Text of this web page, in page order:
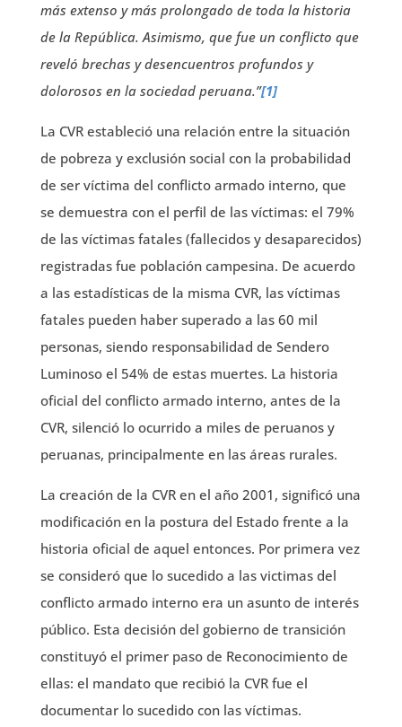
más extenso y más prolongado de toda la historia
de la República. Asimismo, que fue un conflicto que
reveló brechas y desencuentros profundos y
dolorosos en la sociedad peruana.”[1]
La CVR estableció una relación entre la situación
de pobreza y exclusión social con la probabilidad
de ser víctima del conflicto armado interno, que
se demuestra con el perfil de las víctimas: el 79%
de las víctimas fatales (fallecidos y desaparecidos)
registradas fue población campesina. De acuerdo
a las estadísticas de la misma CVR, las víctimas
fatales pueden haber superado a las 60 mil
personas, siendo responsabilidad de Sendero
Luminoso el 54% de estas muertes. La historia
oficial del conflicto armado interno, antes de la
CVR, silenció lo ocurrido a miles de peruanos y
peruanas, principalmente en las áreas rurales.
La creación de la CVR en el año 2001, significó una
modificación en la postura del Estado frente a la
historia oficial de aquel entonces. Por primera vez
se consideró que lo sucedido a las victimas del
conflicto armado interno era un asunto de interés
público. Esta decisión del gobierno de transición
constituyó el primer paso de Reconocimiento de
ellas: el mandato que recibió la CVR fue el
documentar lo sucedido con las víctimas.